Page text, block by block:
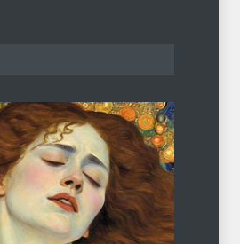
Ob la di
ЛЕТО 30.07.2026